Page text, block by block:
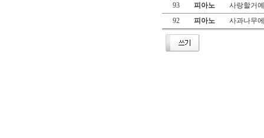
93
피아노
사랑할거
92
피아노 사과나무에